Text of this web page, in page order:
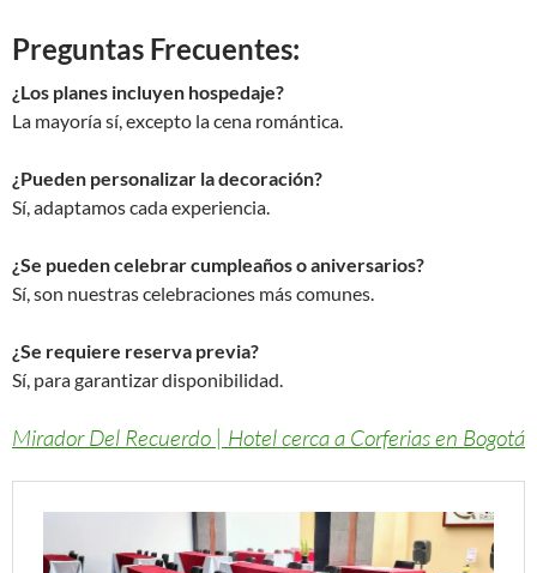
Preguntas Frecuentes:
¿Los planes incluyen hospedaje?
La mayoría sí, excepto la cena romántica.
¿Pueden personalizar la decoración?
Sí, adaptamos cada experiencia.
¿Se pueden celebrar cumpleaños o aniversarios?
Sí, son nuestras celebraciones más comunes.
¿Se requiere reserva previa?
Sí, para garantizar disponibilidad.
Mirador Del Recuerdo | Hotel cerca a Corferias en Bogotá